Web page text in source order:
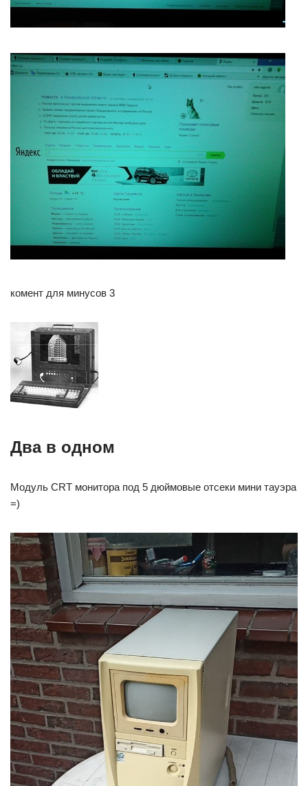
комент для минусов 3
Два в одном
Модуль CRT монитора под 5 дюймовые отсеки мини тауэра
=)